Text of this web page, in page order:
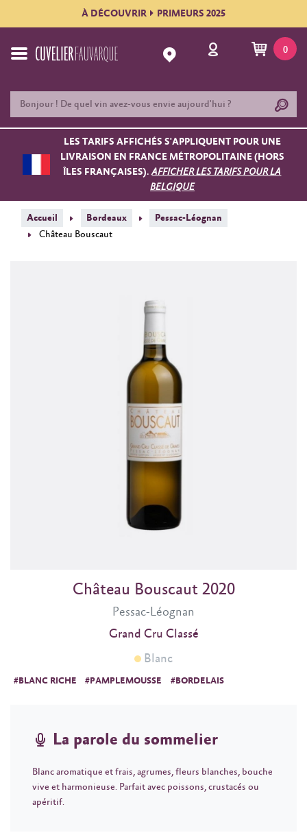
À DÉCOUVRIR PRIMEURS 2025
0
LES TARIFS AFFICHÉS S'APPLIQUENT POUR UNE
LIVRAISON EN FRANCE MÉTROPOLITAINE (HORS
ÎLES FRANÇAISES).AFFICHER LES TARIFS POUR LA
BELGIQUE
Accueil Bordeaux
Pessac-Léognan
Château Bouscaut
Pessac-Léognan
Château Bouscaut 2020
Grand Cru Classé
Blanc
#BLANC RICHE #PAMPLEMOUSSE #BORDELAIS
La parole du sommelier
Blanc aromatique et frais, agrumes, fleurs blanches, bouche
vive et harmonieuse. Parfait avec poissons, crustacés ou
apéritif.